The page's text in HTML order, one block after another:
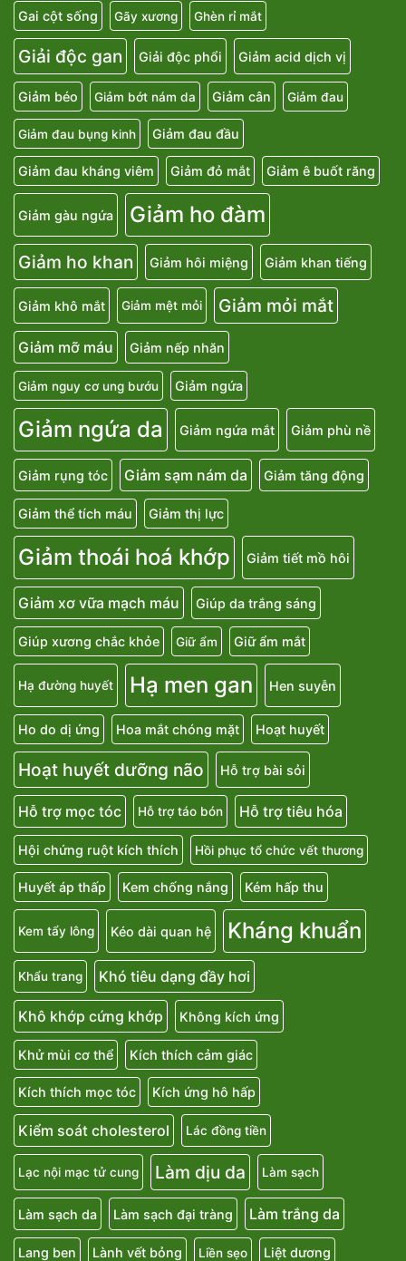
Gai cột sống Gãy xương Ghèn rỉ mắt
Giải độc gan Giải độc phổi Giảm acid dịch vị
Giảm béo Giảm bớt nám da Giảm cân Giảm đau
Giảm đau bụng kinh Giảm đau đầu
Giảm đau kháng viêm Giảm đỏ mắt Giảm ê buốt răng
Giảm gàu ngứa Giảm ho đàm
Giảm ho khan Giảm hôi miệng Giảm khan tiếng
Giảm khô mắt Giảm mệt mỏi Giảm mỏi mắt
Giảm mỡ máu Giảm nếp nhăn
Giảm nguy cơ ung bướu Giảm ngứa
Giảm ngứa da Giảm ngứa mắt Giảm phù nề
Giảm rụng tóc Giảm sạm nám da Giảm tăng động
Giảm thể tích máu Giảm thị lực
Giảm thoái hoá khớp Giảm tiết mồ hôi
Giảm xơ vữa mạch máu Giúp da trắng sáng
Giúp xương chắc khỏe Giữ ẩm Giữ ẩm mắt
Hạ đường huyết Hạ men gan Hen suyễn
Ho do dị ứng Hoa mắt chóng mặt Hoạt huyết
Hoạt huyết dưỡng não Hỗ trợ bài sỏi
Hỗ trợ mọc tóc Hỗ trợ táo bón Hỗ trợ tiêu hóa
Hội chứng ruột kích thích Hồi phục tổ chức vết thương
Huyết áp thấp Kem chống nắng Kém hấp thu
Kem tẩy lông Kéo dài quan hệ Kháng khuẩn
Khẩu trang Khó tiêu dạng đầy hơi
Khô khớp cứng khớp Không kích ứng
Khử mùi cơ thể Kích thích cảm giác
Kích thích mọc tóc Kích ứng hô hấp
Kiểm soát cholesterol Lác đồng tiền
Lạc nội mạc tử cung Làm dịu da Làm sạch
Làm sạch da Làm sạch đại tràng Làm trắng da
Lang ben Lành vết bỏng Liền sẹo Liệt dương